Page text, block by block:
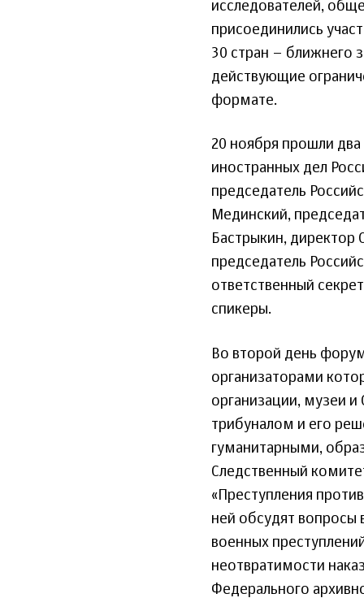
исследователей,
присоединились
30 стран – ближнего
действующие
формате.
20 ноября прошли
иностранных дел
председатель
Мединский,
Бастрыкин,
председатель
ответственный
спикеры.
Во второй день
организаторами
организации, музеи
трибуналом и его
гуманитарными,
Следственный
«Преступления
ней обсудят вопросы
военных
неотвратимости
Федерального